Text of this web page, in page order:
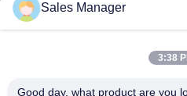
Sales Manager
3:38
Good day, what product are you